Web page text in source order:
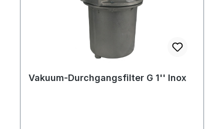
Vakuum-Durchgangsfilter G 1'' Inox